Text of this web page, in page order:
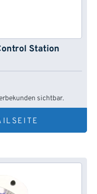
Station
sichtbar.